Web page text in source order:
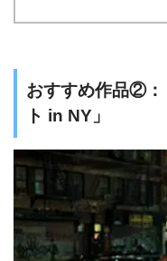
おすすめ作品②：
ト in NY」